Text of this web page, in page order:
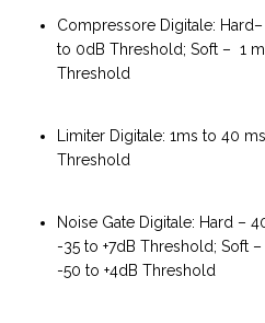
Compressore Digitale: Hard–
to 0dB Threshold; Soft ­– 1
Threshold
Limiter Digitale: 1ms to 40
Threshold
Noise Gate Digitale: Hard –
-35 to +7dB Threshold; Soft
-50 to +4dB Threshold